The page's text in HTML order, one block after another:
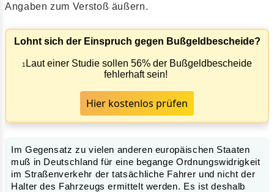
Angaben zum Verstoß äußern.
Lohnt sich der Einspruch gegen Bußgeldbescheide?
1 Laut einer Studie sollen 56% der Bußgeldbescheide
fehlerhaft sein!
Hier kostenlos prüfen
Im Gegensatz zu vielen anderen europäischen Staaten
muß in Deutschland für eine begange Ordnungswidrigkeit
im Straßenverkehr der tatsächliche Fahrer und nicht der
Halter des Fahrzeugs ermittelt werden. Es ist deshalb